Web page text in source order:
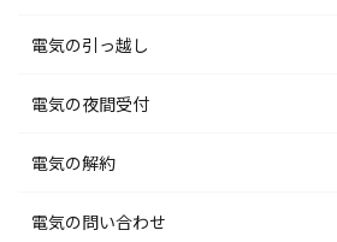
東京電力エリア
北陸電力エリア
中部電力エリア
関西電力エリア
東北電力エリア
東京電力エリア
北陸電力エリア
中部電力エリア
北海道電力エリア
東北電力エリア
東京電力エリア
北陸電力エリア
電気の引っ越し
北海道電力エリア
東北電力エリア
東京電力エリア
電気の夜間受付
北海道電力エリア
東北電力エリア
電気の解約
北海道電力エリア
電気の問い合わせ